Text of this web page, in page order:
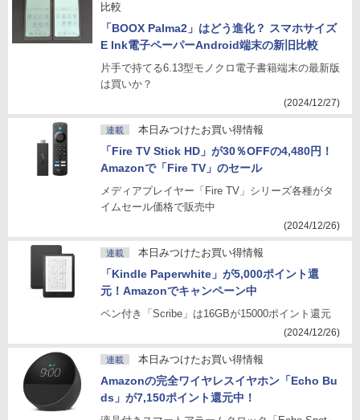
比較
「BOOX Palma2」はどう進化？ スマホサイズ
E Ink電子ペーパーAndroid端末の新旧比較
片手で持てる6.13型モノクロ電子書籍端末の最新版
は買いか？
(2024/12/27)
連載 本日みつけたお買い得情報
「Fire TV Stick HD」が30％OFFの4,480円！
Amazonで「Fire TV」のセール
メディアプレイヤー「Fire TV」シリーズ各種がタ
イムセール価格で販売中
(2024/12/26)
連載 本日みつけたお買い得情報
「Kindle Paperwhite」が5,000ポイント還
元！Amazonでキャンペーン中
ペン付き「Scribe」は16GBが15000ポイント還元
(2024/12/26)
連載 本日みつけたお買い得情報
Amazonの完全ワイヤレスイヤホン「Echo Bu
ds」が7,150ポイント還元中！